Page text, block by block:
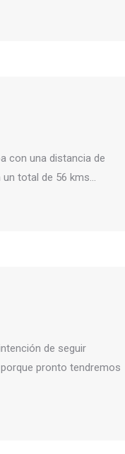
con una distancia de
un total de 56 kms…
de seguir
pronto tendremos